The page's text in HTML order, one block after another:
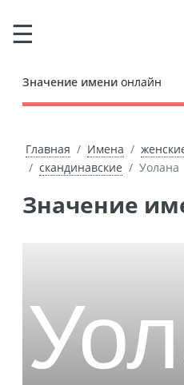
Значение имени онлайн
Главная Имена
скандинавские
Уолана
Значение